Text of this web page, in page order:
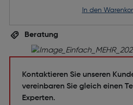
in den
Beratung
Kontaktieren Sie unseren
vereinbaren Sie gleich einen
Experten.